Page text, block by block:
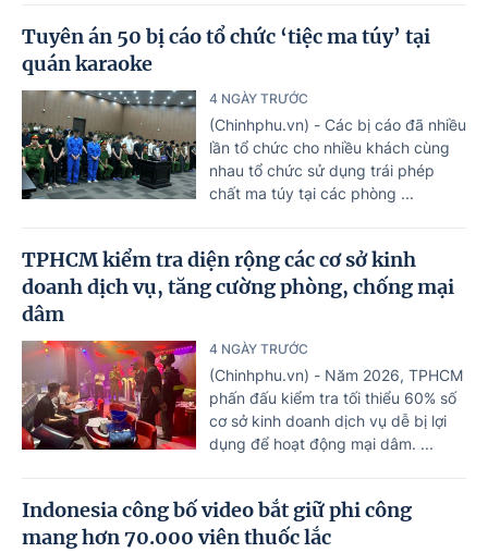
Tuyên án 50 bị cáo tổ chức ‘tiệc ma túy’ tại
quán karaoke
4 NGÀY TRƯỚC
(Chinhphu.vn) - Các bị cáo đã nhiều
lần tổ chức cho nhiều khách cùng
nhau tổ chức sử dụng trái phép
chất ma túy tại các phòng ...
TPHCM kiểm tra diện rộng các cơ sở kinh
doanh dịch vụ, tăng cường phòng, chống mại
dâm
4 NGÀY TRƯỚC
(Chinhphu.vn) - Năm 2026, TPHCM
phấn đấu kiểm tra tối thiểu 60% số
cơ sở kinh doanh dịch vụ dễ bị lợi
dụng để hoạt động mại dâm. ...
Indonesia công bố video bắt giữ phi công
mang hơn 70.000 viên thuốc lắc